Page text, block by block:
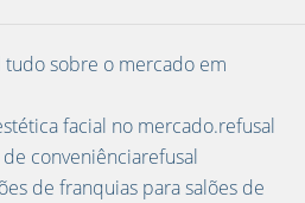
tudo sobre o mercado em
facial no mercado.refusal
conveniênciarefusal
de franquias para salões de